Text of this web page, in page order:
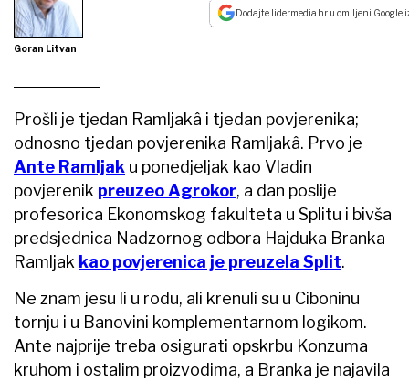
Goran Litvan
Dodajte lidermedia.hr u omiljeni Google
Prošli je tjedan Ramljakâ i tjedan povjerenika;
odnosno tjedan povjerenika Ramljakâ. Prvo je
Ante Ramljak u ponedjeljak kao Vladin
povjerenik preuzeo Agrokor, a dan poslije
profesorica Ekonomskog fakulteta u Splitu i bivša
predsjednica Nadzornog odbora Hajduka Branka
Ramljak kao povjerenica je preuzela Split.
Ne znam jesu li u rodu, ali krenuli su u Ciboninu
tornju i u Banovini komplementarnom logikom.
Ante najprije treba osigurati opskrbu Konzuma
kruhom i ostalim proizvodima, a Branka je najavila